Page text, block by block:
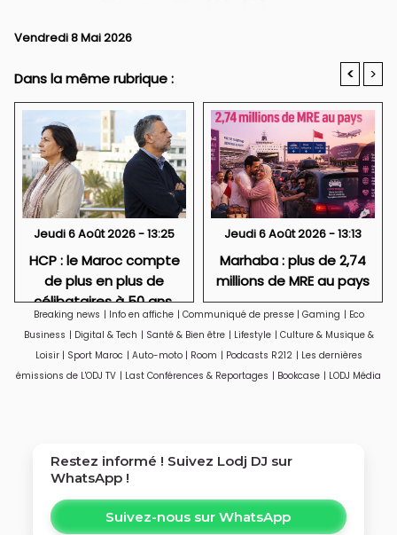
Vendredi 8 Mai 2026
Dans la même rubrique : < >
Jeudi 6 Août 2026 - 13:25
HCP : le Maroc compte
de plus en plus de
célibataires à 50 ans,
particulièrement des
femmes
Jeudi 6 Août 2026 - 13:13
Marhaba : plus de 2,74
millions de MRE au pays
Breaking news | Info en affiche | Communiqué de presse | Gaming | Eco
Business | Digital & Tech | Santé & Bien être | Lifestyle | Culture & Musique &
Loisir | Sport Maroc | Auto-moto | Room | Podcasts R212 | Les dernières
émissions de L'ODJ TV | Last Conférences & Reportages | Bookcase | LODJ Média
Restez informé ! Suivez Lodj DJ sur
WhatsApp !
Suivez-nous sur WhatsApp